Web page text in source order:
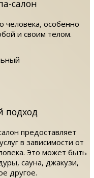
салон
человека, особенно
и своим телом.
подход
предоставляет
в зависимости от
Это может быть
сауна, джакузи,
другое.